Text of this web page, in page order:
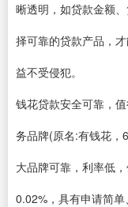
晰透明，如贷款金额
择可靠的贷款产品，
益不受侵犯。
钱花贷款安全可靠，
务品牌(原名:有钱花，
大品牌可靠，利率低
0.02%，具有申请简单